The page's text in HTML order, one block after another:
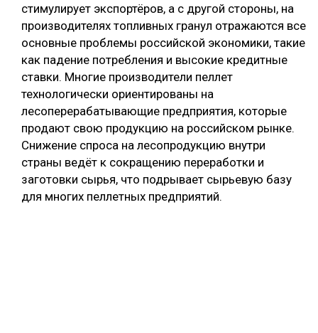
стимулирует экспортёров, а с другой стороны, на
производителях топливных гранул отражаются все
основные проблемы российской экономики, такие
как падение потребления и высокие кредитные
ставки. Многие производители пеллет
технологически ориентированы на
лесоперерабатывающие предприятия, которые
продают свою продукцию на российском рынке.
Снижение спроса на лесопродукцию внутри
страны ведёт к сокращению переработки и
заготовки сырья, что подрывает сырьевую базу
для многих пеллетных предприятий.